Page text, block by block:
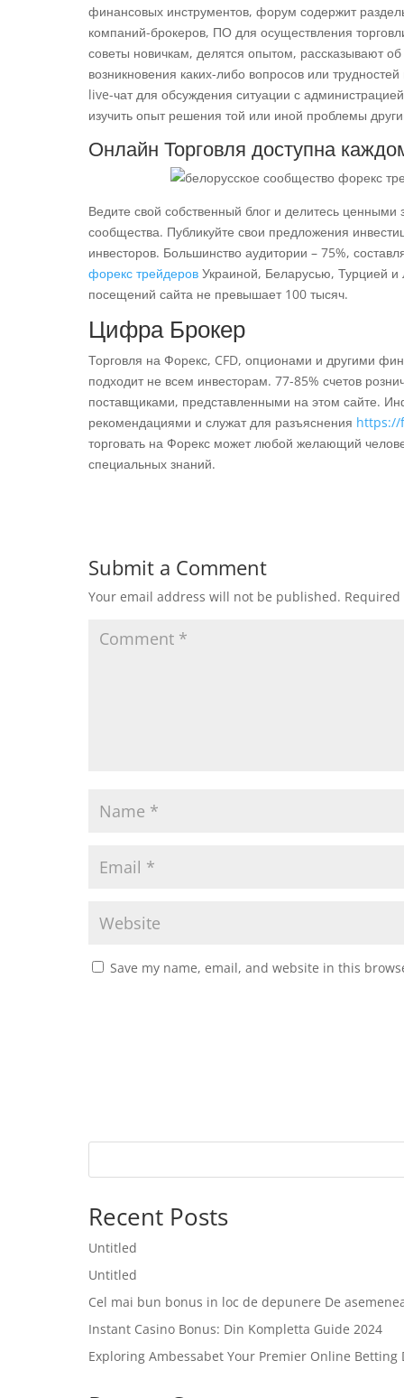
финансовых инструментов, форум содержит
компаний-брокеров, ПО для осуществления
советы новичкам, делятся опытом, рассказывают
возникновения каких-либо вопросов или
live-чат для обсуждения ситуации с
изучить опыт решения той или иной проблемы
Онлайн Торговля доступна
Ведите свой собственный блог и делитесь
сообщества. Публикуйте свои предложения
инвесторов. Большинство аудитории – 75%,
форекс трейдеров Украиной, Беларусью, Турцией
посещений сайта не превышает 100 тысяч.
Цифра Брокер
Торговля на Форекс, CFD, опционами и другими
подходит не всем инвесторам. 77-85% счетов
поставщиками, представленными на этом сайте.
рекомендациями и служат для разъяснения https://
торговать на Форекс может любой желающий
специальных знаний.
Submit a Comment
Your email address will not be published.
Save my name, email, and website in this
Recent Posts
Untitled
Untitled
Cel mai bun bonus in loc de depunere De
Instant Casino Bonus: Din Kompletta Guide 2024
Exploring Ambessabet Your Premier Online Betting